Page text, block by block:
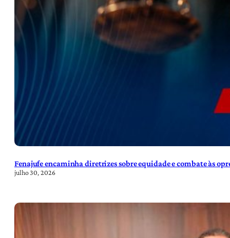
Fenajufe encaminha diretrizes sobre equidade e combate às
julho 30, 2026